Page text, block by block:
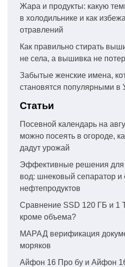
Жара и продукты: какую
в холодильнике и как
отравлений
Как правильно стирать
не села, а вышивка не
Забытые женские имена,
становятся популярными в
Статьи
Посевной календарь на
можно посеять в огороде,
дадут урожай
Эффективные решения для
вод: шнековый сепаратор и
нефтепродуктов
Сравнение SSD 120 ГБ и 1
кроме объема?
МАРАД верификация
моряков
Айфон 16 Про бу и Айфон